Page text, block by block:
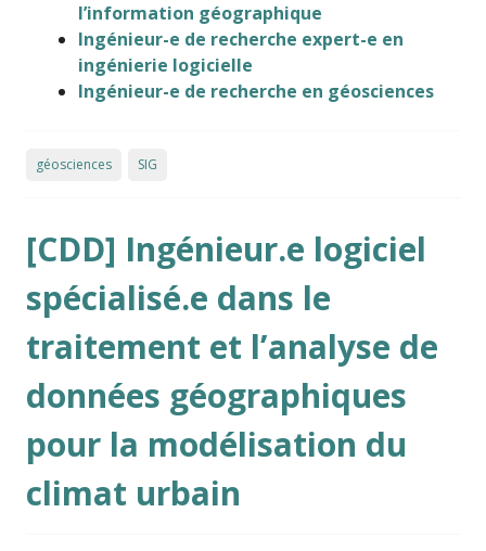
l’information géographique
Ingénieur-e de recherche expert-e en
ingénierie logicielle
Ingénieur-e de recherche en géosciences
géosciences SIG
[CDD] Ingénieur.e logiciel
spécialisé.e dans le
traitement et l’analyse de
données géographiques
pour la modélisation du
climat urbain